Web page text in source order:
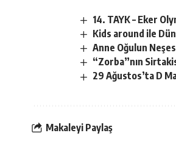
14. TAYK – Eker
Kids around ile
Anne Oğulun
“Zorba”nın
29 Ağustos’ta D
Makaleyi Paylaş